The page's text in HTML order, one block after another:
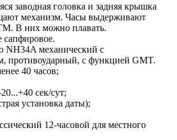
заводная головка и задняя крышка
механизм. Часы выдерживают
В них можно плавать.
сапфировое.
NH34A механический с
противоударный, с функцией GMT.
40 часов;
сек/сут;
установка даты);
12-часовой для местного